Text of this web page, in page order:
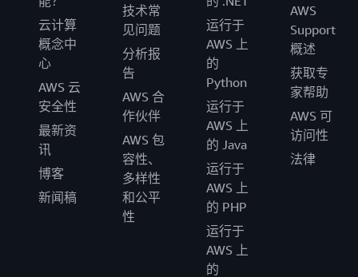
云计算
概念中
心
AWS 云
安全性
最新资
讯
博客
新闻稿
技术常
见问题
分析报
告
AWS 合
作伙伴
AWS 包
容性、
多样性
和公平
性
运行于
AWS 上
的
Python
运行于
AWS 上
的 Java
运行于
AWS 上
的 PHP
运行于
AWS 上
的
AWS
Support
概述
获取专
家帮助
AWS 可
访问性
法律